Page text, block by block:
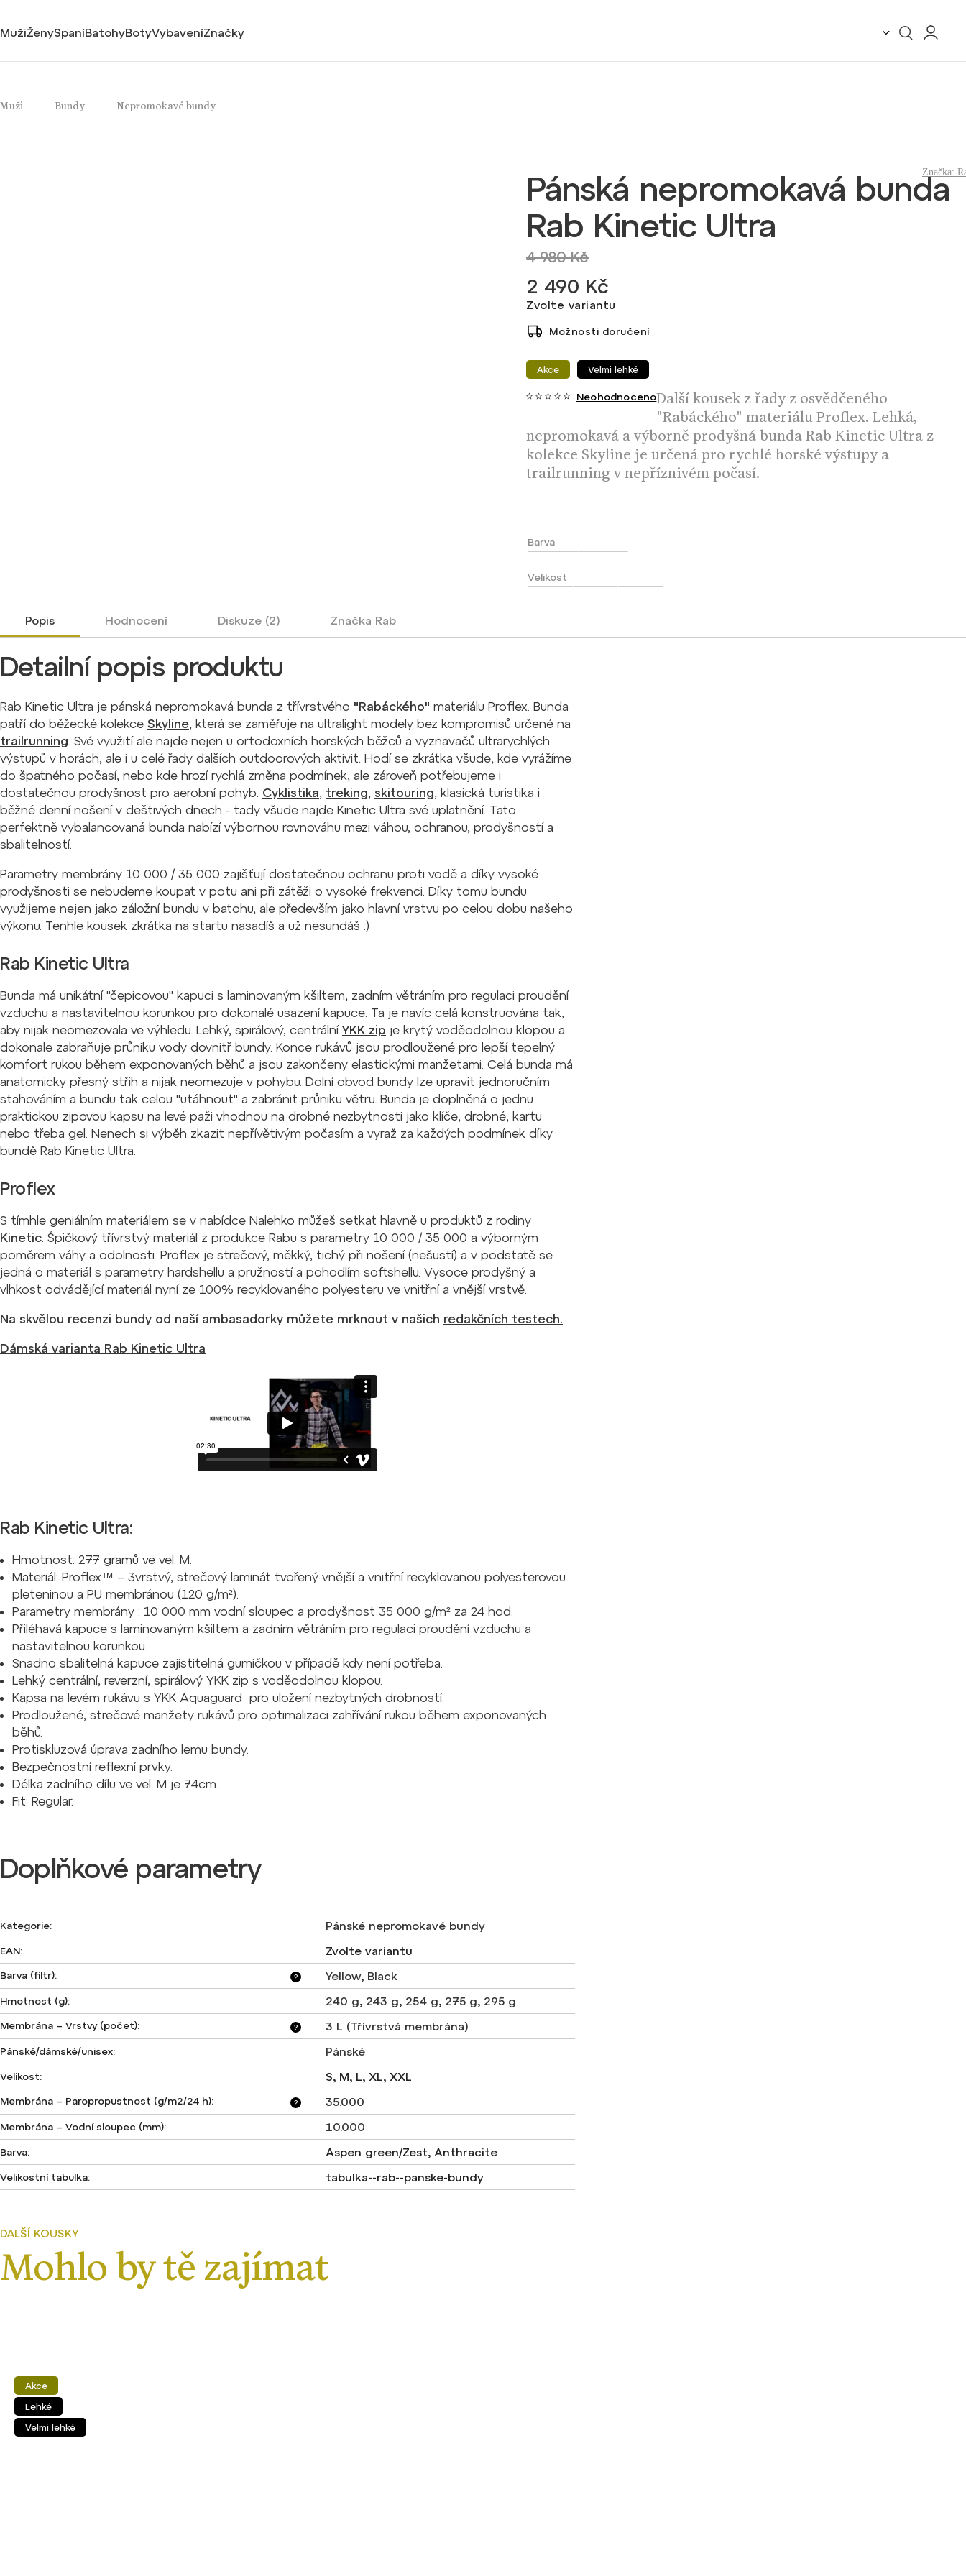
MužiŽenySpaníBatohyBotyVybaveníZnačky
Muži / Bundy / Nepromokavé bundy
Pánská nepromokavá bunda
Rab Kinetic Ultra
4 980 Kč
2 490 Kč
Zvolte variantu
Možnosti doručení
Akce Velmi lehké
NeohodnocenoDalší kousek z řadyz osvědčeného
"Rabáckého" materiálu Proflex. Lehká,
nepromokavá a výborně prodyšná bunda Rab Kinetic Ultra z
kolekce Skyline je určená pro rychlé horské výstupy a
trailrunning v nepříznivém počasí.
Značka:
Barva
Velikost
Popis Hodnocení Diskuze (2) Značka Rab
Detailní popis produktu
Rab Kinetic Ultra je pánská nepromokavá bunda z třívrstvého "Rabáckého" materiálu Proflex. Bunda
patří do běžecké kolekce Skyline, která se zaměřuje na ultralight modely bez kompromisů určené na
trailrunning . Své využití ale najde nejen u ortodoxních horských běžců a vyznavačů ultrarychlých
výstupů v horách, ale i u celé řady dalších outdoorových aktivit. Hodí se zkrátka všude, kde vyrážíme
do špatného počasí, nebo kde hrozí rychlá změna podmínek, ale zároveň potřebujeme i
dostatečnou prodyšnost pro aerobní pohyb. Cyklistika, treking, skitouring, klasická turistika i
běžné denní nošení v deštivých dnech - tady všude najde Kinetic Ultra své uplatnění. Tato
perfektně vybalancovaná bunda nabízí výbornou rovnováhu mezi váhou, ochranou, prodyšností a
sbalitelností.
Parametry membrány 10 000 / 35 000 zajišťují dostatečnou ochranu proti vodě a díky vysoké
prodyšnosti se nebudeme koupat v potu ani při zátěži o vysoké frekvenci. Díky tomu bundu
využijeme nejen jako záložní bundu v batohu, ale především jako hlavní vrstvu po celou dobu našeho
výkonu. Tenhle kousek zkrátka na startu nasadíš a už nesundáš :)
Rab Kinetic Ultra
Bunda má unikátní "čepicovou" kapuci s laminovaným kšiltem, zadním větráním pro regulaci proudění
vzduchu a nastavitelnou korunkou pro dokonalé usazení kapuce. Ta je navíc celá konstruována tak,
aby nijak neomezovala ve výhledu. Lehký, spirálový, centrálníYKK zip je krytý voděodolnou klopou a
dokonale zabraňuje průniku vody dovnitř bundy. Konce rukávů jsou prodloužené pro lepší tepelný
komfort rukou během exponovaných běhů a jsou zakončeny elastickými manžetami. Celá bunda má
anatomicky přesný střih a nijak neomezuje v pohybu. Dolní obvod bundy lze upravit jednoručním
stahováním a bundu tak celou "utáhnout" a zabránit průniku větru. Bunda je doplněná o jednu
praktickou zipovou kapsu na levé paži vhodnou na drobné nezbytnosti jako klíče, drobné, kartu
nebo třeba gel. Nenech si výběh zkazit nepřívětivým počasím a vyraž za každých podmínek díky
bundě Rab Kinetic Ultra.
Proflex
S tímhle geniálním materiálem se v nabídce Nalehko můžeš setkat hlavně u produktů z rodiny
Kinetic . Špičkový třívrstvý materiál z produkce Rabu s parametry 10 000 / 35 000 a výborným
poměrem váhy a odolnosti. Proflex je strečový, měkký, tichý při nošení (nešustí) a v podstatě se
jedná o materiál s parametry hardshellu a pružností a pohodlím softshellu. Vysoce prodyšný a
vlhkost odvádějící materiál nyní ze 100% recyklovaného polyesteru ve vnitřní a vnější vrstvě.
Na skvělou recenzi bundy od naší ambasadorky můžete mrknout v našich redakčních testech.
Dámská varianta Rab Kinetic Ultra
Rab Kinetic Ultra:
Hmotnost: 277 gramů ve vel. M.
Materiál: Proflex™ – 3vrstvý, strečový laminát tvořený vnější a vnitřní recyklovanou polyesterovou
pleteninou a PU membránou (120 g/m²).
Parametry membrány : 10 000 mm vodní sloupec a prodyšnost 35 000 g/m² za 24 hod.
Přiléhavá kapuce s laminovaným kšiltem a zadním větráním pro regulaci proudění vzduchu a
nastavitelnou korunkou.
Snadno sbalitelná kapuce zajistitelná gumičkou v případě kdy není potřeba.
Lehký centrální, reverzní, spirálový YKK zip s voděodolnou klopou.
Kapsa na levém rukávu s YKK Aquaguard pro uložení nezbytných drobností.
Prodloužené, strečové manžety rukávů pro optimalizaci zahřívání rukou během exponovaných
běhů.
Protiskluzová úprava zadního lemu bundy.
Bezpečnostní reflexní prvky.
Délka zadního dílu ve vel. M je 74cm.
Fit: Regular.
Doplňkové parametry
Kategorie: Pánské nepromokavé bundy
EAN: Zvolte variantu
?
Barva (filtr): Yellow, Black
Hmotnost (g): 240 g, 243 g, 254 g, 275 g, 295 g
?
Membrána – Vrstvy (počet): 3 L (Třívrstvá membrána)
Pánské/dámské/unisex: Pánské
Velikost: S, M, L, XL, XXL
?
Membrána – Paropropustnost (g/m2/24 h): 35.000
Membrána – Vodní sloupec (mm): 10.000
Barva: Aspen green/Zest, Anthracite
Velikostní tabulka: tabulka--rab--panske-bundy
Akce
Lehké
Velmi lehké